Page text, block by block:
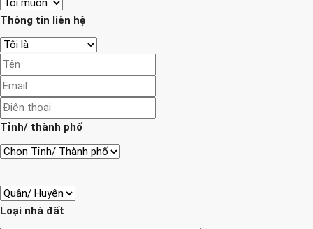
Thông tin liên hệ
Tỉnh/ thành phố
Loại nhà đất